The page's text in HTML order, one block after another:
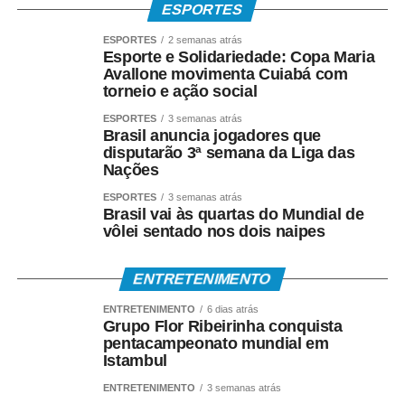
ESPORTES
ESPORTES 2 semanas atrás
Esporte e Solidariedade: Copa Maria
Avallone movimenta Cuiabá com
torneio e ação social
ESPORTES 3 semanas atrás
Brasil anuncia jogadores que
disputarão 3ª semana da Liga das
Nações
ESPORTES 3 semanas atrás
Brasil vai às quartas do Mundial de
vôlei sentado nos dois naipes
ENTRETENIMENTO
ENTRETENIMENTO 6 dias atrás
Grupo Flor Ribeirinha conquista
pentacampeonato mundial em
Istambul
ENTRETENIMENTO 3 semanas atrás